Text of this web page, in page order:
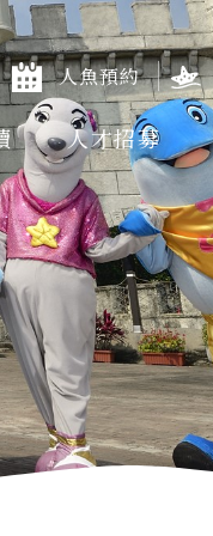
人才招募
人魚預約